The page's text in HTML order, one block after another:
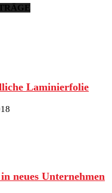
Laminierfolie
neues Unternehmen